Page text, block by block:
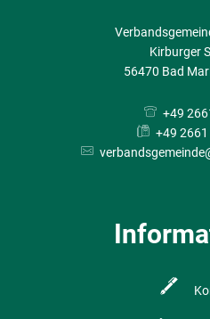
Kirburger
56470 Bad
+49
+49